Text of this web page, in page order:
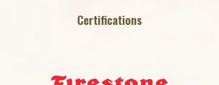
Certifications